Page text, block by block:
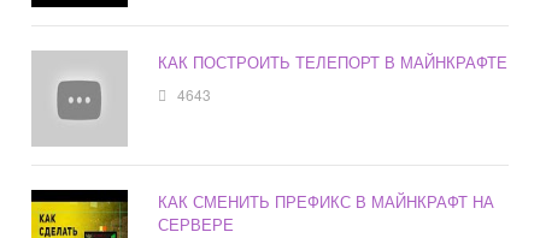
КАК ПОСТРОИТЬ ТЕЛЕПОРТ В МАЙНКРАФТЕ
4643
КАК СМЕНИТЬ ПРЕФИКС В МАЙНКРАФТ НА
СЕРВЕРЕ